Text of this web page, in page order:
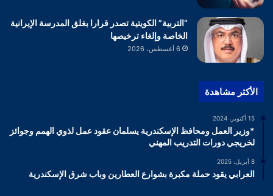
“التربية” الكويتية تصدر قرارا بغلق المدرسة الإيرانية
الخاصة وإلغاء ترخيصها
6 أغسطس، 2026
الأكثر مشاهدة
15 أكتوبر، 2024
*وزير العمل ومحافظ الإسكندرية يسلمان عقود عمل لذوي الهمم وجوائز
لخريجي دورات التدريب المهني
8 أبريل، 2025
العرابي يقود حملة مكبرة بشوارع العطارين وباب شرق الإسكندرية